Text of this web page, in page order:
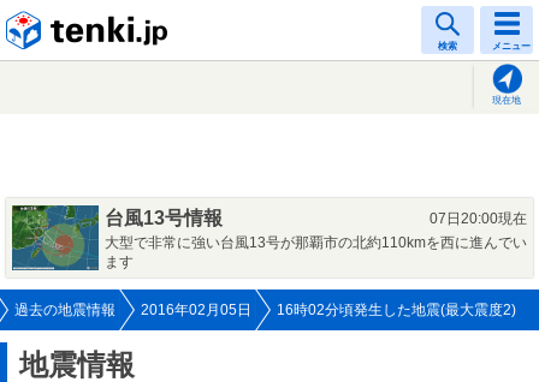
検索 メニュー
現在地
台風13号情報
07日20:00現在
大型で非常に強い台風13号が那覇市の北約110kmを西に進んでい
ます
過去の地震情報 2016年02月05日 16時02分頃発生した地震(最大震度2)
地震情報